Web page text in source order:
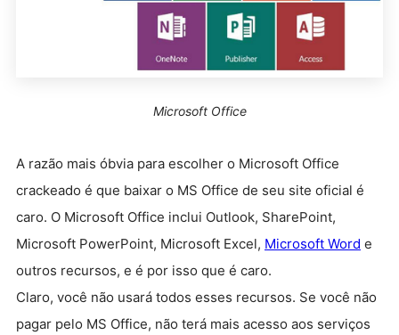
Microsoft Office
A razão mais óbvia para escolher o Microsoft Office
crackeado é que baixar o MS Office de seu site oficial é
caro. O Microsoft Office inclui Outlook, SharePoint,
Microsoft PowerPoint, Microsoft Excel, Microsoft Word e
outros recursos, e é por isso que é caro.
Claro, você não usará todos esses recursos. Se você não
pagar pelo MS Office, não terá mais acesso aos serviços